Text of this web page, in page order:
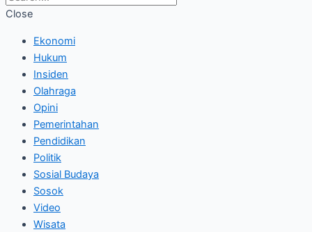
Close
Ekonomi
Hukum
Insiden
Olahraga
Opini
Pemerintahan
Pendidikan
Politik
Sosial Budaya
Sosok
Video
Wisata